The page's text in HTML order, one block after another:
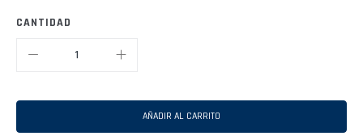
CANTIDAD
AÑADIR AL CARRITO